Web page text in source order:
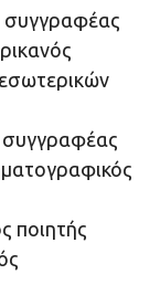
συγγραφέας
ποιητής